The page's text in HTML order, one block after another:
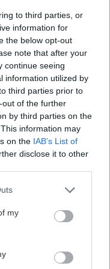
to third parties, or
information for
the below opt-out
note that after your
continue seeing
information utilized by
third parties prior to
of the further
by third parties on the
information may
on the IAB’s List of
disclose it to other
one or more Google
You may click to
third-party tags to
in below Google
my
nedostala voda.
strieškami
betónom